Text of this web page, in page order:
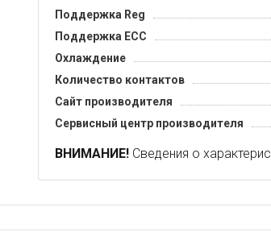
Поддержка Reg
Поддержка ECC
Охлаждение
Количество контактов
Сайт производителя
Сервисный центр производителя
ВНИМАНИЕ! Сведения о